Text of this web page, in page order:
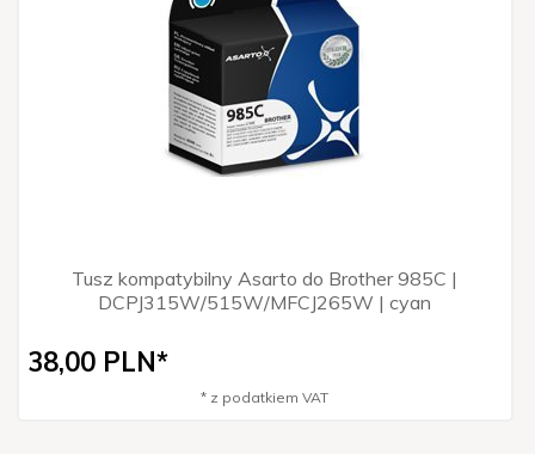
Tusz kompatybilny Asarto do Brother 985C |
DCPJ315W/515W/MFCJ265W | cyan
38,00 PLN*
* z podatkiem VAT